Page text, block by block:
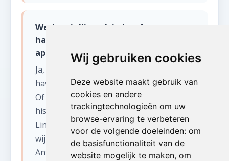
Wij gebruiken cookies
Deze website maakt gebruik van
cookies en andere
trackingtechnologieën om uw
browse-ervaring te verbeteren
voor de volgende doeleinden: om
de basisfunctionaliteit van de
website mogelijk te maken, om
Werken jullie ook in het Antwerpse
havengebied voor leegmaken
appartement?
Ja, wij zijn actief in het volledige
havengebied en de rand rond Antwerpen.
Of het nu gaat om een woning in het
historisch centrum, een appartement op
Linkeroever of een pand in de Kempen -
wij komen overal in de provincie
Antwerpen.